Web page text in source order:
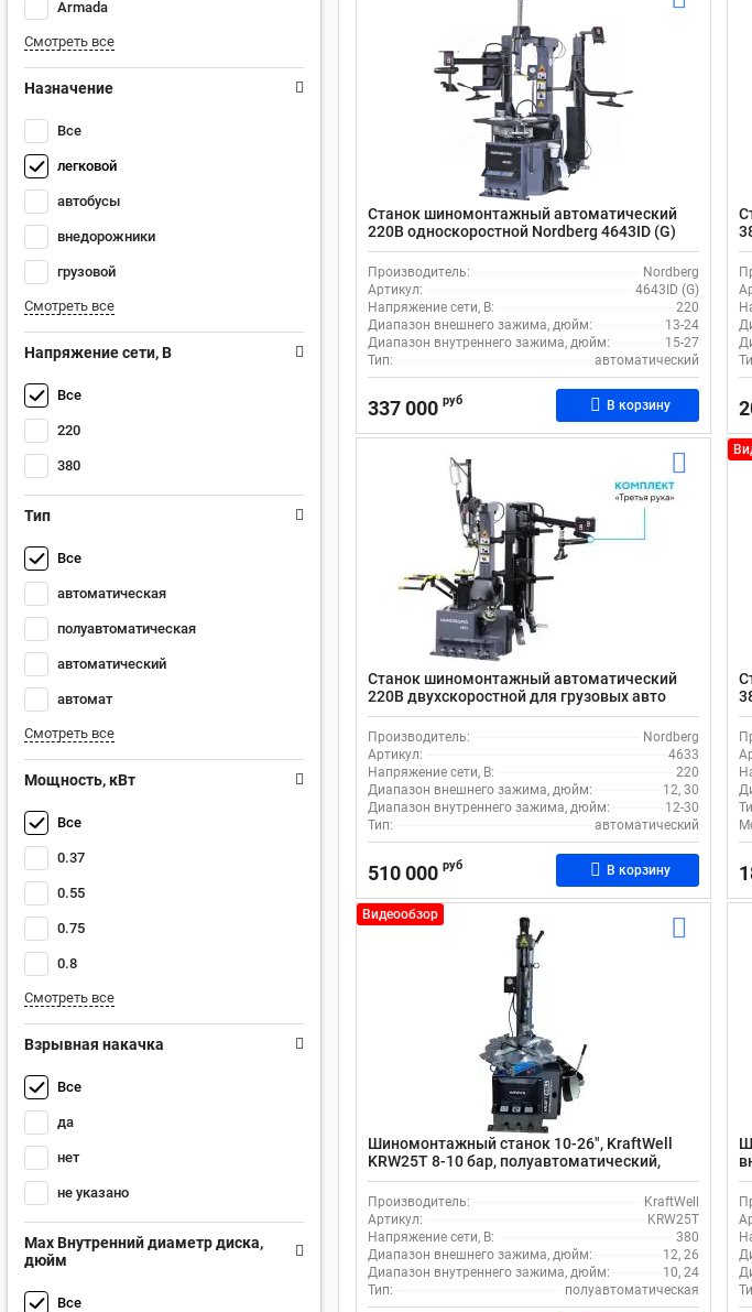
Armada
Смотреть все
Назначение
Все
легковой
автобусы
внедорожники
грузовой
Смотреть все
Напряжение сети, В
Все
220
380
Тип
Все
автоматическая
полуавтоматическая
автоматический
автомат
Смотреть все
Мощность, кВт
Все
0.37
0.55
0.75
0.8
Смотреть все
Взрывная накачка
Все
да
нет
не указано
Max Внутренний диаметр диска,
дюйм
Все
Станок шиномонтажный автоматический
220В односкоростной Nordberg 4643ID (G)
серый
Производитель:
Nordberg
Артикул:
4643ID (G)
Напряжение сети, В:
220
Диапазон внешнего зажима, дюйм:
13-24
Диапазон внутреннего зажима, дюйм:
15-27
Тип:
автоматический
337 000 руб В корзину
Станок шиномонтажный автоматический
220В двухскоростной для грузовых авто
Nordberg 4633 серый
Производитель:
Nordberg
Артикул:
4633
Напряжение сети, В:
220
Диапазон внешнего зажима, дюйм:
12, 30
Диапазон внутреннего зажима, дюйм:
12-30
Тип:
автоматический
510 000 руб В корзину
Видеообзор
Шиномонтажный станок 10-26", KraftWell
KRW25T 8-10 бар, полуавтоматический,
мощностью 1.1 кВт
Производитель:
KraftWell
Артикул:
KRW25T
Напряжение сети, В:
380
Диапазон внешнего зажима, дюйм:
12, 26
Диапазон внутреннего зажима, дюйм:
10, 24
Тип:
полуавтоматическая